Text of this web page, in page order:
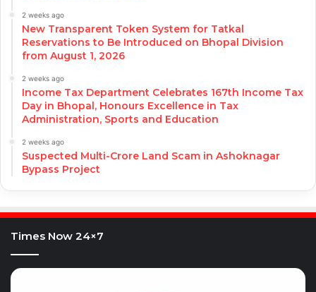
2 weeks ago
New Transparent Token System for Tatkal
Reservations to Be Introduced on Bhopal Division
from August 1, 2026
2 weeks ago
Income Tax Department Celebrates 167th Income Tax
Day in Bhopal, Honours Excellence in Tax
Administration, Sports and Education
2 weeks ago
Suspected Multi-Crore Land Scam in Ashoknagar
Bypass Project
Times Now 24×7